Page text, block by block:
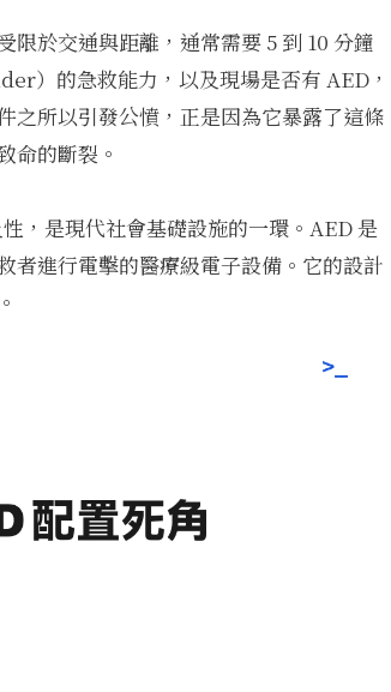
於交通與距離，通常需要 5 到 10 分鐘
）的急救能力，以及現場是否有 AED，
之所以引發公憤，正是因為它暴露了這條
命的斷裂。
，是現代社會基礎設施的一環。AED 是
者進行電擊的醫療級電子設備。它的設計